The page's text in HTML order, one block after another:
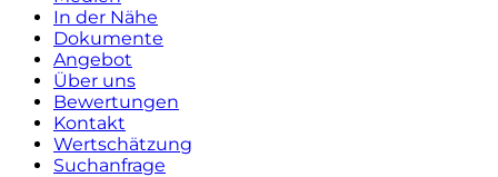
In der Nähe
Dokumente
Angebot
Über uns
Bewertungen
Kontakt
Wertschätzung
Suchanfrage